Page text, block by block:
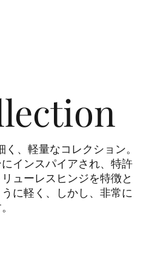
、軽量なコレクション。
インスパイアされ、特許
ューレスヒンジを特徴と
に軽く、​しかし、非常に